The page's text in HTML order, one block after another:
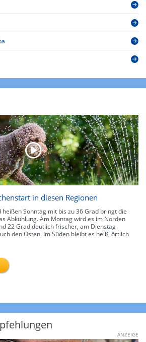
in diesen Regionen
Sonntag mit bis zu 36 Grad bringt die
Abkühlung. Am Montag wird es im Norden
22 Grad deutlich frischer, am Dienstag
den Osten. Im Süden bleibt es heiß, örtlich
ANZEIGE